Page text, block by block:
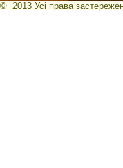
© 2013 Усі права